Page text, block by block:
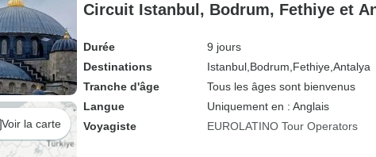
Voir la carte
Circuit Istanbul, Bodrum, Fethiye et
Durée
9 jours
Destinations
Istanbul, Bodrum, Fethiye, Antalya
Tranche d'âge
Tous les âges sont bienvenus
Langue
Uniquement en : Anglais
Voyagiste
EUROLATINO Tour Operators